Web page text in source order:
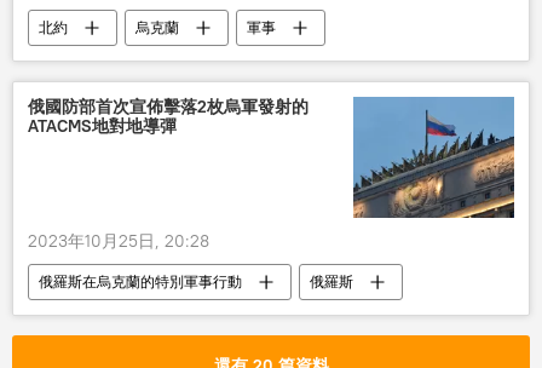
北約 烏克蘭 軍事
俄國防部首次宣佈擊落2枚烏軍發射的
ATACMS地對地導彈
2023年10月25日, 20:28
俄羅斯在烏克蘭的特別軍事行動
俄羅斯
俄國防部
烏克蘭 軍事